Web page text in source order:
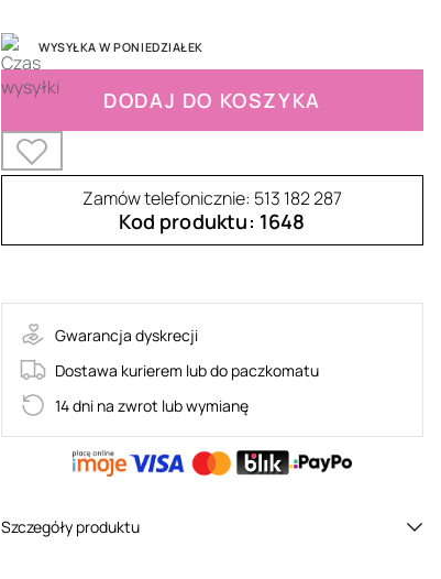
WYSYŁKA W PONIEDZIAŁEK
DODAJ DO KOSZYKA
Zamów telefonicznie: 513 182 287
Kod produktu: 1648
Gwarancja dyskrecji
Dostawa kurierem lub do paczkomatu
14 dni na zwrot lub wymianę
Szczegóły produktu